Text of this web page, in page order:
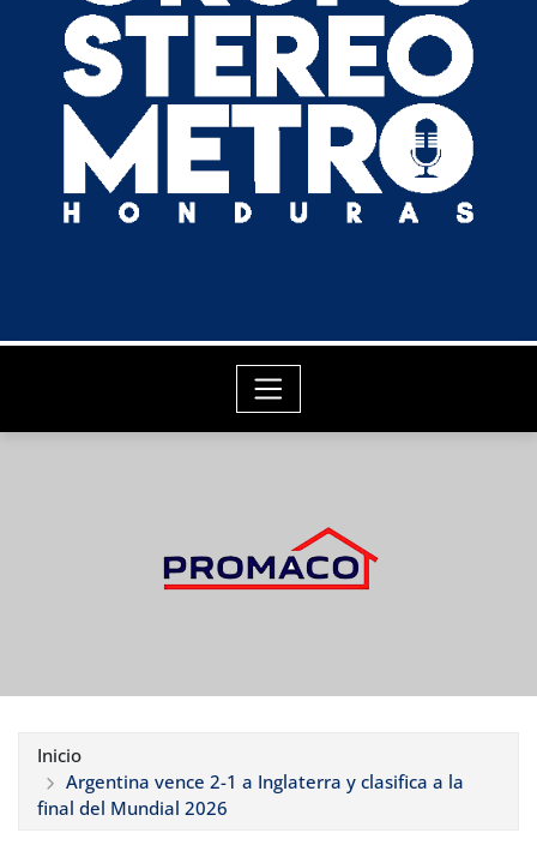
Inicio
Argentina vence 2-1 a Inglaterra y clasifica a la
final del Mundial 2026